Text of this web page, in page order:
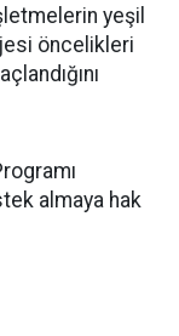
yeşil
öncelikleri
almaya hak